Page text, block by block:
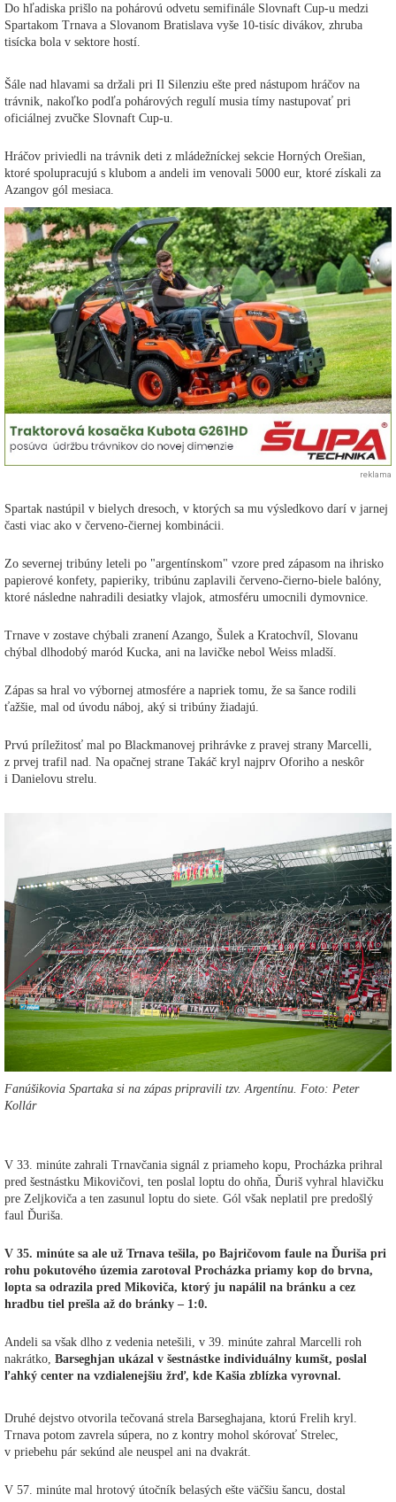
Do hľadiska prišlo na pohárovú odvetu semifinále Slovnaft Cup-u medzi
Spartakom Trnava a Slovanom Bratislava vyše 10-tisíc divákov, zhruba
tisícka bola v sektore hostí.
Šále nad hlavami sa držali pri Il Silenziu ešte pred nástupom hráčov na
trávnik, nakoľko podľa pohárových regulí musia tímy nastupovať pri
oficiálnej zvučke Slovnaft Cup-u.
Hráčov priviedli na trávnik deti z mládežníckej sekcie Horných Orešian,
ktoré spolupracujú s klubom a andeli im venovali 5000 eur, ktoré získali za
Azangov gól mesiaca.
reklama
Spartak nastúpil v bielych dresoch, v ktorých sa mu výsledkovo darí v jarnej
časti viac ako v červeno-čiernej kombinácii.
Zo severnej tribúny leteli po "argentínskom" vzore pred zápasom na ihrisko
papierové konfety, papieriky, tribúnu zaplavili červeno-čierno-biele balóny,
ktoré následne nahradili desiatky vlajok, atmosféru umocnili dymovnice.
Trnave v zostave chýbali zranení Azango, Šulek a Kratochvíl, Slovanu
chýbal dlhodobý maród Kucka, ani na lavičke nebol Weiss mladší.
Zápas sa hral vo výbornej atmosfére a napriek tomu, že sa šance rodili
ťažšie, mal od úvodu náboj, aký si tribúny žiadajú.
Prvú príležitosť mal po Blackmanovej prihrávke z pravej strany Marcelli,
z prvej trafil nad. Na opačnej strane Takáč kryl najprv Oforiho a neskôr
i Danielovu strelu.
Fanúšikovia Spartaka si na zápas pripravili tzv. Argentínu. Foto: Peter
Kollár
V 33. minúte zahrali Trnavčania signál z priameho kopu, Procházka prihral
pred šestnástku Mikovičovi, ten poslal loptu do ohňa, Ďuriš vyhral hlavičku
pre Zeljkoviča a ten zasunul loptu do siete. Gól však neplatil pre predošlý
faul Ďuriša.
V 35. minúte sa ale už Trnava tešila, po Bajričovom faule na Ďuriša pri
rohu pokutového územia zarotoval Procházka priamy kop do brvna,
lopta sa odrazila pred Mikoviča, ktorý ju napálil na bránku a cez
hradbu tiel prešla až do bránky – 1:0.
Andeli sa však dlho z vedenia netešili, v 39. minúte zahral Marcelli roh
nakrátko, Barseghjan ukázal v šestnástke individuálny kumšt, poslal
ľahký center na vzdialenejšiu žrď, kde Kašia zblízka vyrovnal.
Druhé dejstvo otvorila tečovaná strela Barseghajana, ktorú Frelih kryl.
Trnava potom zavrela súpera, no z kontry mohol skórovať Strelec,
v priebehu pár sekúnd ale neuspel ani na dvakrát.
V 57. minúte mal hrotový útočník belasých ešte väčšiu šancu, dostal